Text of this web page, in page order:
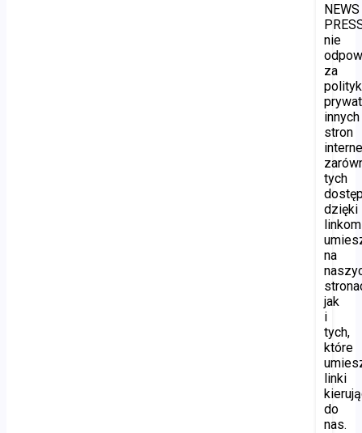
NEWS
nie
za
innych
stron
tych
dzięki
linkom
na
jak
i
tych,
które
linki
do
nas.